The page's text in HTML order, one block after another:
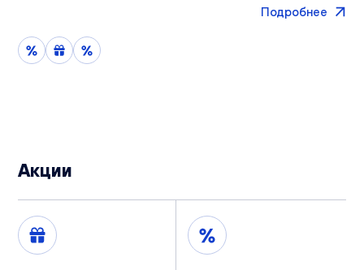
Подробнее
Акции